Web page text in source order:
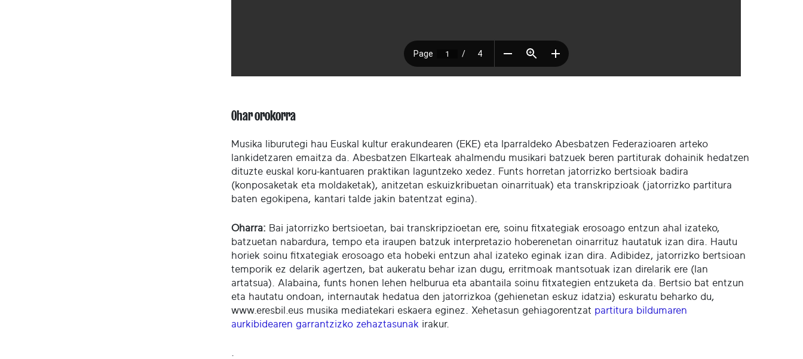
Ohar orokorra
Musika liburutegi hau Euskal kultur erakundearen (EKE) eta Iparraldeko Abesbatzen Federazioaren arteko
lankidetzaren emaitza da. Abesbatzen Elkarteak ahalmendu musikari batzuek beren partiturak dohainik hedatzen
dituzte euskal koru-kantuaren praktikan laguntzeko xedez. Funts horretan jatorrizko bertsioak badira
(konposaketak eta moldaketak), anitzetan eskuizkribuetan oinarrituak) eta transkripzioak (jatorrizko partitura
baten egokipena, kantari talde jakin batentzat egina).
Oharra: Bai jatorrizko bertsioetan, bai transkripzioetan ere, soinu fitxategiak erosoago entzun ahal izateko,
batzuetan nabardura, tempo eta iraupen batzuk interpretazio hoberenetan oinarrituz hautatuk izan dira. Hautu
horiek soinu fitxategiak erosoago eta hobeki entzun ahal izateko eginak izan dira. Adibidez, jatorrizko bertsioan
temporik ez delarik agertzen, bat aukeratu behar izan dugu, erritmoak mantsotuak izan direlarik ere (lan
artatsua). Alabaina, funts honen lehen helburua eta abantaila soinu fitxategien entzuketa da. Bertsio bat entzun
eta hautatu ondoan, internautak hedatua den jatorrizkoa (gehienetan eskuz idatzia) eskuratu beharko du,
www.eresbil.eus musika mediatekari eskaera eginez. Xehetasun gehiagorentzat partitura bildumaren
aurkibidearen garrantzizko zehaztasunak irakur.